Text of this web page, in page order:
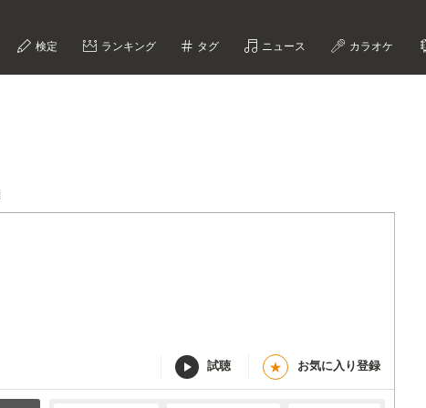
検定 ランキング タグ ニュース カラオケ
試聴 ★ お気に入り登録